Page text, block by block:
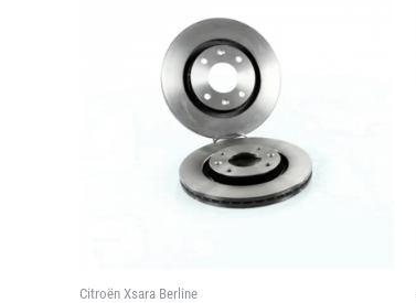
être
sur
page
du
Citroën Xsara Berline